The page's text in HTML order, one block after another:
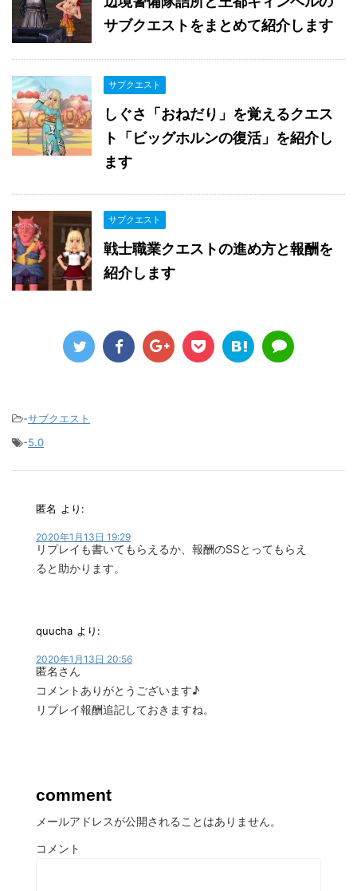
サブクエストをまとめて紹介します
サブクエスト
しぐさ「おねだり」を覚えるクエス
ト「ビッグホルンの復活」を紹介し
ます
サブクエスト
戦士職業クエストの進め方と報酬を
紹介します
-サブクエスト
-5.0
匿名 より:
2020年1月13日 19:29
リプレイも書いてもらえるか、報酬のSSとってもらえ
ると助かります。
quucha より:
2020年1月13日 20:56
匿名さん
コメントありがとうございます♪
リプレイ報酬追記しておきますね。
comment
メールアドレスが公開されることはありません。
コメント